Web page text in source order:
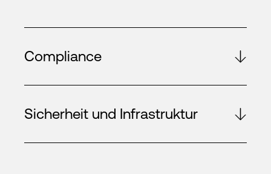
Compliance
Sicherheit und Infrastruktur